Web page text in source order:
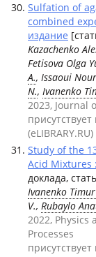
Sulfation of
combined
издание
Kazachenko
Fetisova Olga
A., Issaoui
N., Ivanenko
2023, Journal
(eLIBRARY.RU)
Study of the
Acid Mixtures
доклада,
Ivanenko Timur
V., Rubaylo
2022, Physics
Processes